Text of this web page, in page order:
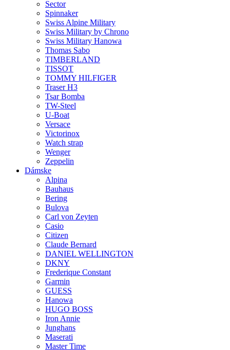
Sector
Spinnaker
Swiss Alpine Military
Swiss Military by Chrono
Swiss Military Hanowa
Thomas Sabo
TIMBERLAND
TISSOT
TOMMY HILFIGER
Traser H3
Tsar Bomba
TW-Steel
U-Boat
Versace
Victorinox
Watch strap
Wenger
Zeppelin
Dámske
Alpina
Bauhaus
Bering
Bulova
Carl von Zeyten
Casio
Citizen
Claude Bernard
DANIEL WELLINGTON
DKNY
Frederique Constant
Garmin
GUESS
Hanowa
HUGO BOSS
Iron Annie
Junghans
Maserati
Master Time